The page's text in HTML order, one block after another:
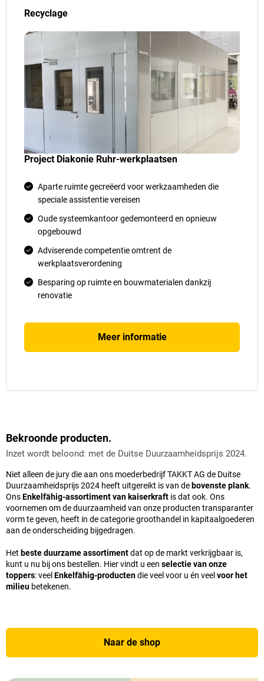
Recyclage
Project Diakonie Ruhr-werkplaatsen
Aparte ruimte gecreëerd voor werkzaamheden die
speciale assistentie vereisen
Oude systeemkantoor gedemonteerd en opnieuw
opgebouwd
Adviserende competentie omtrent de
werkplaatsverordening
Besparing op ruimte en bouwmaterialen dankzij
renovatie
Meer informatie
Bekroonde producten.
Inzet wordt beloond: met de Duitse Duurzaamheidsprijs 2024.
Niet alleen de jury die aan ons moederbedrijf TAKKT AG de Duitse
Duurzaamheidsprijs 2024 heeft uitgereikt is van debovenste plank.
OnsEnkelfähig-assortiment van kaiserkraft is dat ook. Ons
voornemen om de duurzaamheid van onze producten transparanter
vorm te geven, heeft in de categorie groothandel in kapitaalgoederen
aan de onderscheiding bijgedragen.
Het beste duurzame assortimentdat op de markt verkrijgbaar is,
kunt u nu bij ons bestellen. Hier vindt u een selectie van onze
toppers: veelEnkelfähig-productendie veel voor u én veelvoor het
milieu betekenen.
Naar de shop